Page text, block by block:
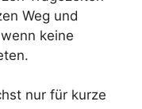
Weg und
keine
nur für kurze